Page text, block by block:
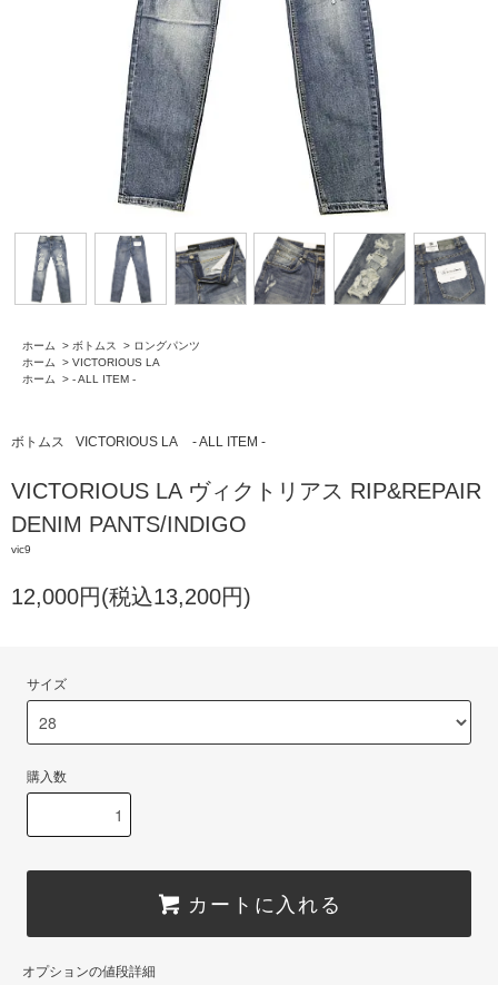
ホーム > ボトムス > ロングパンツ
ホーム
> VICTORIOUS LA
ホーム
> - ALL ITEM -
ボトムス VICTORIOUS LA - ALL ITEM -
VICTORIOUS LA ヴィクトリアス RIP&REPAIR
DENIM PANTS/INDIGO
vic9
12,000円(税込13,200円)
サイズ
購入数
カートに入れる
オプションの値段詳細